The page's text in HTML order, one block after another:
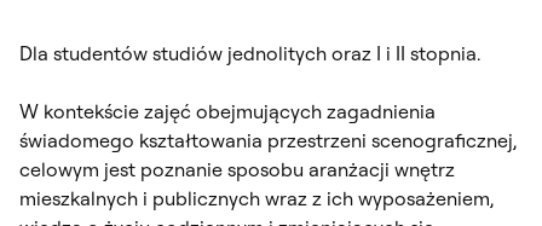
Dla studentów studiów jednolitych oraz I i II stopnia.
W kontekście zajęć obejmujących zagadnienia
świadomego kształtowania przestrzeni scenograficznej,
celowym jest poznanie sposobu aranżacji wnętrz
mieszkalnych i publicznych wraz z ich wyposażeniem,